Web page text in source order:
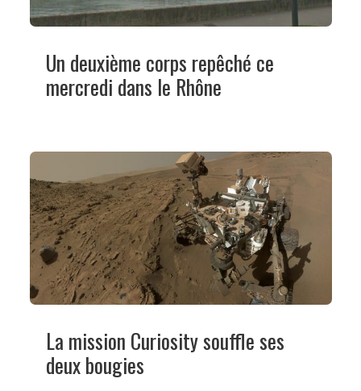
Un deuxième corps repêché ce
mercredi dans le Rhône
La mission Curiosity souffle ses
deux bougies